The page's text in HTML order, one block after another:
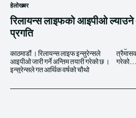
हेलाेखबर
रिलायन्स लाइफको आइपीओ ल्याउने
प्रगति
काठमाडौं । रिलायन्स लाइफ इन्सुरेन्सले
आइपीओ जारी गर्ने अन्तिम तयारी गरेको छ ।
इन्सुरेन्सले गत आर्थिक वर्षको चौथो
त्रैमासको वित्तीय विवरण समेत सार्वजनिक
गरेको...